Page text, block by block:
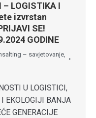
LOGISTIKA I
izvrstan
SE!
GODINE
– savjetovanje,
U LOGISTICI,
EKOLOGIJI BANJA
GENERACIJE